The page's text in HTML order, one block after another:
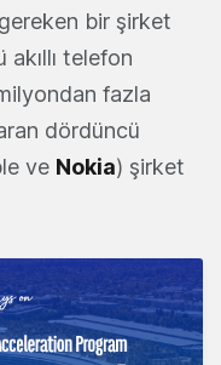
bir şirket
telefon
fazla
dördüncü
ve Nokia) şirket